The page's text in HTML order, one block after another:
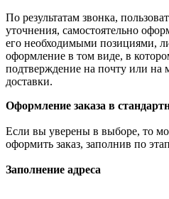
По результатам звонка,
уточнения, самостоятельно
его необходимыми позициями,
оформление в том виде, в
подтверждение на почту или
доставки.
Оформление заказа в
Если вы уверены в выборе, то
оформить заказ, заполнив по
Заполнение адреса